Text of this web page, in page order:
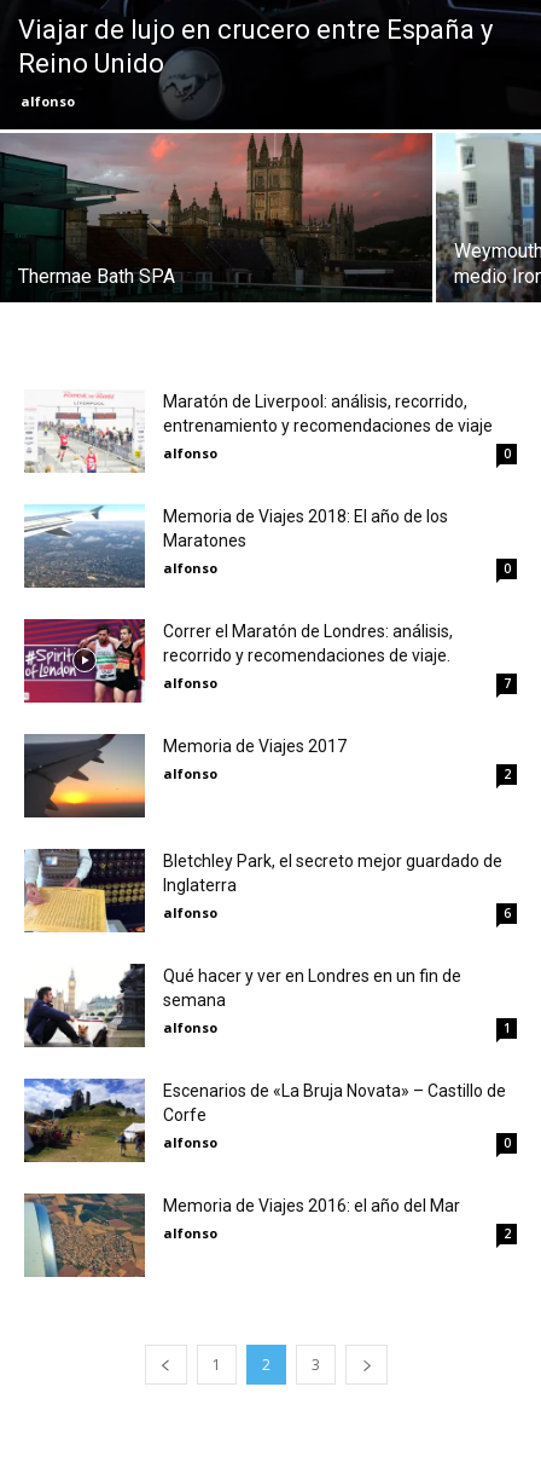
Viajar de lujo en crucero entre España y
Reino Unido
alfonso
Thermae Bath SPA
medio
Maratón de Liverpool: análisis, recorrido,
entrenamiento y recomendaciones de viaje
alfonso 0
Memoria de Viajes 2018: El año de los
Maratones
alfonso 0
Correr el Maratón de Londres: análisis,
recorrido y recomendaciones de viaje.
alfonso 7
Memoria de Viajes 2017
alfonso 2
Bletchley Park, el secreto mejor guardado de
Inglaterra
alfonso 6
Qué hacer y ver en Londres en un fin de
semana
alfonso 1
Escenarios de «La Bruja Novata» – Castillo de
Corfe
alfonso 0
Memoria de Viajes 2016: el año del Mar
alfonso 2
1 2 3